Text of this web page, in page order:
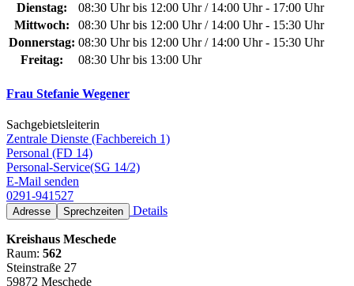
Dienstag:
08:30 Uhr bis 12:00 Uhr / 14:00 Uhr - 17:00 Uhr
Mittwoch:
08:30 Uhr bis 12:00 Uhr / 14:00 Uhr - 15:30 Uhr
Donnerstag: 08:30 Uhr bis 12:00 Uhr / 14:00 Uhr - 15:30 Uhr
Freitag:
08:30 Uhr bis 13:00 Uhr
Frau Stefanie Wegener
Sachgebietsleiterin
Zentrale Dienste (Fachbereich 1)
Personal (FD 14)
Personal-Service(SG 14/2)
E-Mail senden
0291-941527
Adresse Sprechzeiten Details
Kreishaus Meschede
Raum: 562
Steinstraße 27
59872 Meschede